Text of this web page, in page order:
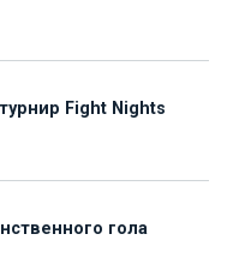
Fight Nights
гола